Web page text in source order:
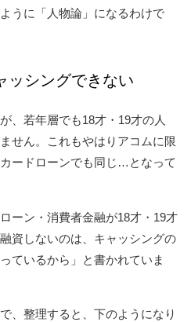
うに「人物論」になるわけで
ッシングできない
、若年層でも18才・19才の人
せん。これもやはりアコムに限
ードローンでも同じ…となって
ーン・消費者金融が18才・19才
資しないのは、キャッシングの
ているから」と書かれていま
で、整理すると、下のようになり